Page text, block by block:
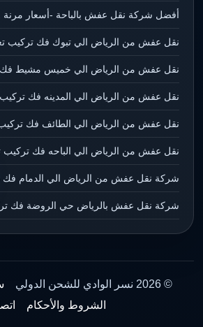
أفضل شركة نقل عفش بالباحة -أسعار
نقل عفش من الرياض الي تبوك فك تركيب
نقل عفش من الرياض الي خميس مشيط فك
نقل عفش من الرياض الي المدينه فك
نقل عفش من الرياض الي الطائف فك
نقل عفش من الرياض الي الباحه فك تركيب
شركة نقل عفش من الرياض الي الدمام فك
شركة نقل عفش بالرياض حي الروضة فك
© 2026 نسر الوادي للشحن الدولي
الشروط والأحكام